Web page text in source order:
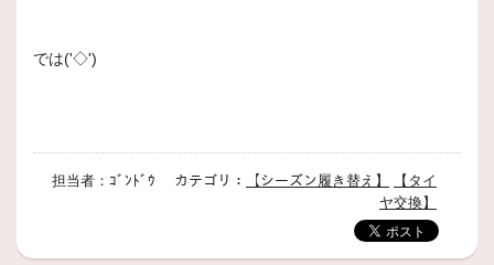
では('◇')ゞ
担当者：ｺﾞﾝﾄﾞｳ カテゴリ： 【シーズン履き替え】
【タイ
ヤ交換】